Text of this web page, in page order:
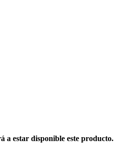
a estar disponible este producto.